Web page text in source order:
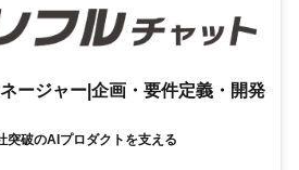
ージャー|企画・要件定義・開発
突破のAIプロダクトを支える